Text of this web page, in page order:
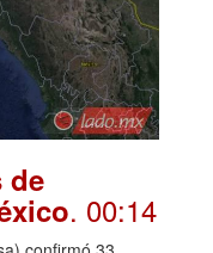
de
. 00:14